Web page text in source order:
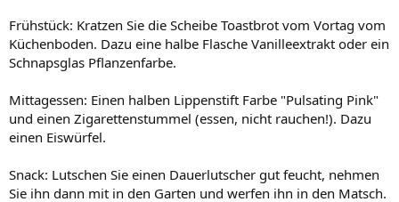
Frühstück: Kratzen Sie die Scheibe Toastbrot vom Vortag vom
Küchenboden. Dazu eine halbe Flasche Vanilleextrakt oder ein
Schnapsglas Pflanzenfarbe.
Mittagessen: Einen halben Lippenstift Farbe "Pulsating Pink"
und einen Zigarettenstummel (essen, nicht rauchen!). Dazu
einen Eiswürfel.
Snack: Lutschen Sie einen Dauerlutscher gut feucht, nehmen
Sie ihn dann mit in den Garten und werfen ihn in den Matsch.